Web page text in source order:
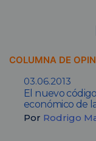
COLUMNA DE
03.06.2013
El nuevo
económico de
Por Rodrigo